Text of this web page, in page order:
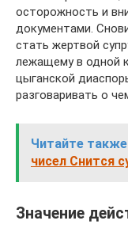
осторожность и
документами.
стать жертвой
лежащему в одной
цыганской
разговаривать о
Читайте
чисел Снится
Значение